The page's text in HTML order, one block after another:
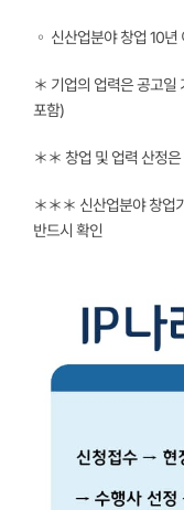
◦ 신산업분야 창업 10년
＊ 기업의 업력은 공고
포함)
＊＊ 창업 및 업력 산정
＊＊＊ 신산업분야 창업
반드시 확인